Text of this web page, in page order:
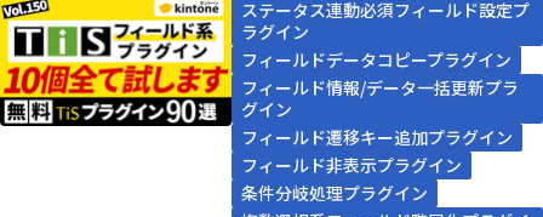
ステータス連動必須フィールド設定プ
ラグイン
フィールドデータコピープラグイン
フィールド情報/データ一括更新プラ
グイン
フィールド遷移キー追加プラグイン
フィールド非表示プラグイン
条件分岐処理プラグイン